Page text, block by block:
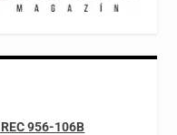
956-106B